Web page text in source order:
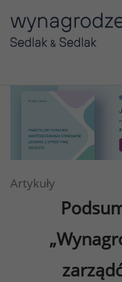
Artykuły